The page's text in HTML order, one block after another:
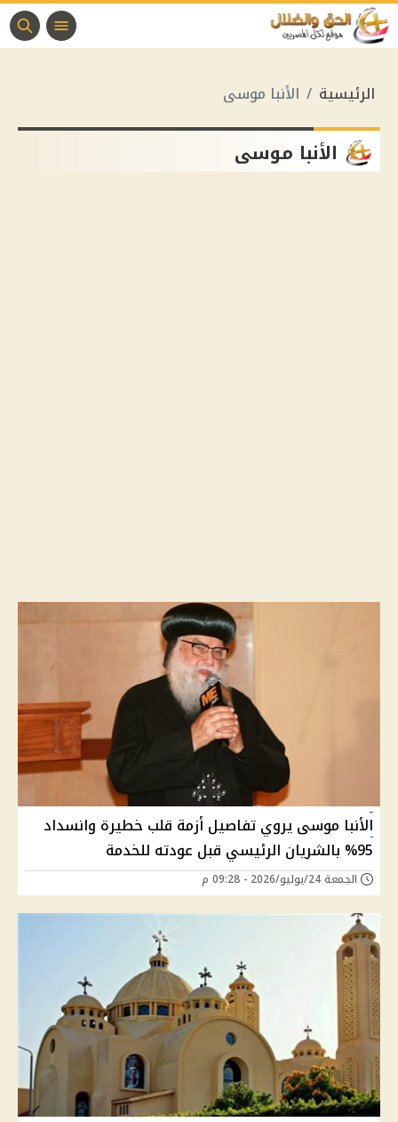
الرئيسية الأنبا موسى
الأنبا موسى
الأنبا موسى يروي تفاصيل أزمة قلب خطيرة وانسداد
95% بالشريان الرئيسي قبل عودته للخدمة
الجمعة 24/يوليو/2026 - 09:28 م